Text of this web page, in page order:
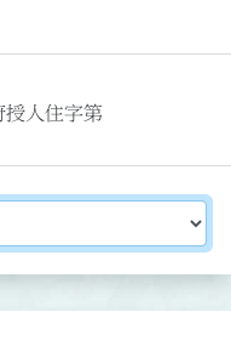
授人住字第